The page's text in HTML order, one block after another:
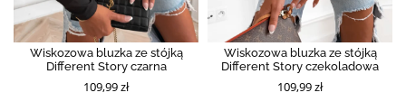
Wiskozowa bluzka ze stójką
Different Story czarna
109,99 zł
Wiskozowa bluzka ze stójką
Different Story czekoladowa
109,99 zł